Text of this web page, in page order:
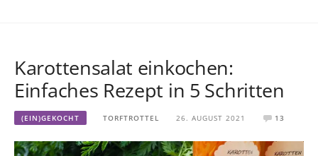
Karottensalat einkochen:
Einfaches Rezept in 5 Schritten
(EIN)GEKOCHT TORFTROTTEL 26. AUGUST 2021 13